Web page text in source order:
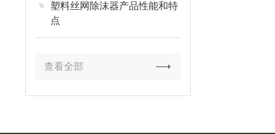
塑料丝网除沫器产品性能和特
点
查看全部